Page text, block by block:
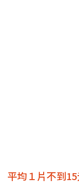
平均１片不到